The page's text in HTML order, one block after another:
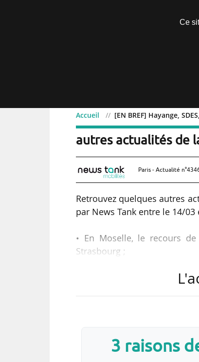
Accueil [EN BREF] Hayange,
[EN BREF] Hayange,
autres actualités de
Paris - Actualité
Retrouvez quelques autres
par News Tank entre le 14/03
• En Moselle, le recours
Strasbourg ;
• Rétablissement de la
• Nouvelles stations
3 raisons
Ce